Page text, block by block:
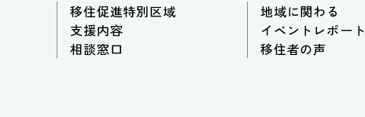
移住促進特別区域
支援内容
相談窓口
地域に関わる
イベントレポート
移住者の声